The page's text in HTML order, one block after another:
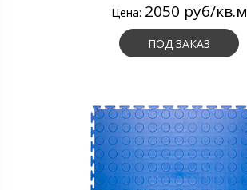
Цена: 2050 руб/кв.м
ПОД ЗАКАЗ